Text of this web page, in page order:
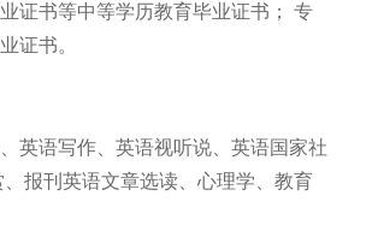
证书等中等学历教育毕业证书； 专
证书。
英语写作、英语视听说、英语国家社
报刊英语文章选读、心理学、教育